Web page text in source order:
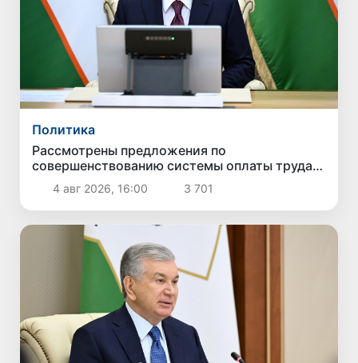
Политика
Рассмотрены предложения по
совершенствованию системы оплаты труда
государственных служащих
4 авг 2026, 16:00 3 701